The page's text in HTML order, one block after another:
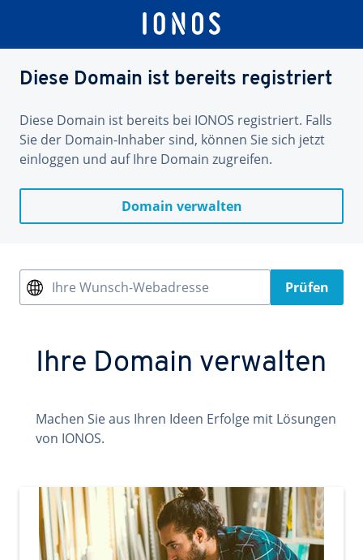
Diese Domain ist bereits registriert
Diese Domain ist bereits bei IONOS registriert. Falls
Sie der Domain-Inhaber sind, können Sie sich jetzt
einloggen und auf Ihre Domain zugreifen.
Domain verwalten
Ihre Wunsch-Webadresse Prüfen
Ihre Domain verwalten
Machen Sie aus Ihren Ideen Erfolge mit Lösungen
von IONOS.